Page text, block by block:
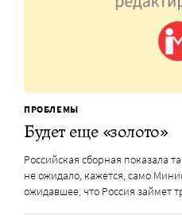
ПРОБЛЕМЫ
Будет еще «золото»
Российская сборная показала
не ожидало, кажется, само
ожидавшее, что Россия займет